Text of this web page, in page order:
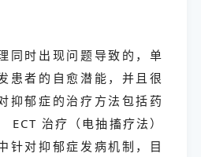
同时出现问题导致的，单
患者的自愈潜能，并且很
抑郁症的治疗方法包括药
ECT 治疗（电抽搐疗法）
针对抑郁症发病机制，目